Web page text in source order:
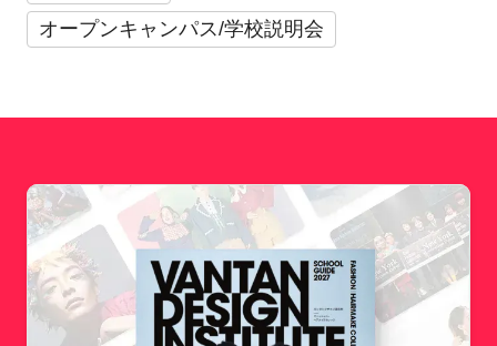
オープンキャンパス/学校説明会